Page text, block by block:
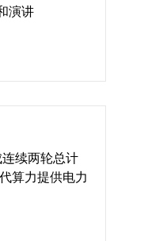
演讲
续两轮总计
算力提供电力